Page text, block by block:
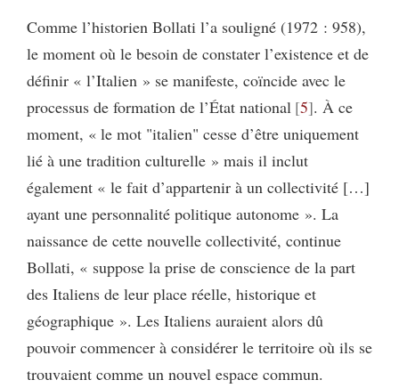
Comme l’historien Bollati l’a souligné (1972 : 958),
le moment où le besoin de constater l’existence et de
définir « l’Italien » se manifeste, coïncide avec le
processus de formation de l’État national 5 . À ce
moment, « le mot "italien" cesse d’être uniquement
lié à une tradition culturelle » mais il inclut
également « le fait d’appartenir à un collectivité […]
ayant une personnalité politique autonome ». La
naissance de cette nouvelle collectivité, continue
Bollati, « suppose la prise de conscience de la part
des Italiens de leur place réelle, historique et
géographique ». Les Italiens auraient alors dû
pouvoir commencer à considérer le territoire où ils se
trouvaient comme un nouvel espace commun.